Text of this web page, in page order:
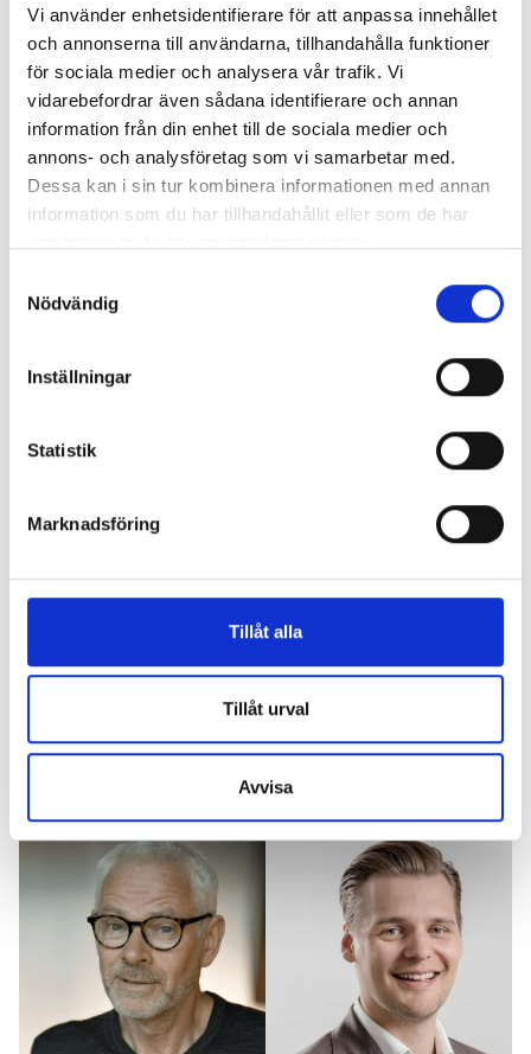
Vi använder enhetsidentifierare för att anpassa innehållet
och annonserna till användarna, tillhandahålla funktioner
för sociala medier och analysera vår trafik. Vi
vidarebefordrar även sådana identifierare och annan
information från din enhet till de sociala medier och
annons- och analysföretag som vi samarbetar med.
Dessa kan i sin tur kombinera informationen med annan
information som du har tillhandahållit eller som de har
Nödvändig
Inställningar
Statistik
Marknadsföring
Tillåt alla
Tillåt urval
Avvisa
Så blir hälsostrategin verklighet – Insikter från Sveaskog